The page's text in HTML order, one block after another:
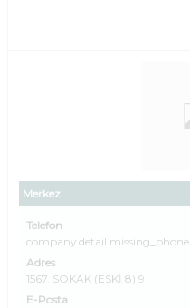
Merkez
Telefon
company.detail.missing_phone
Adres
1567. SOKAK (ESKİ 8) 9
E-Posta